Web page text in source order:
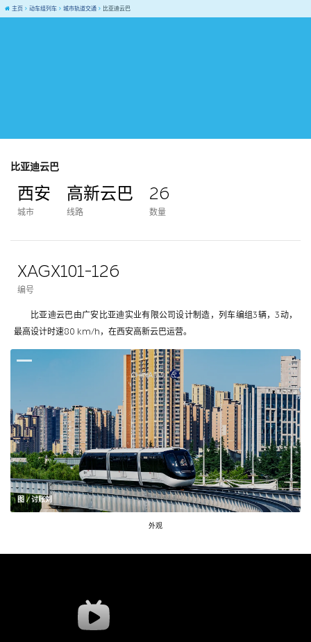
主页 动车组列车 城市轨道交通 比亚迪云巴
比亚迪云巴
西安
城市
高新云巴
线路
26
数量
XAGX101-126
编号
比亚迪云巴由广安比亚迪实业有限公司设计制造，列车编组3辆，3动，
最高设计时速80 km/h，在西安高新云巴运营。
图 / 讨账刘
外观